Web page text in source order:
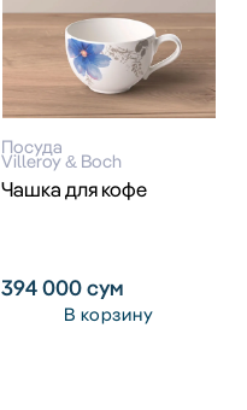
Посуда
Villeroy & Boch
Чашка для кофе
394 000сум
В корзину